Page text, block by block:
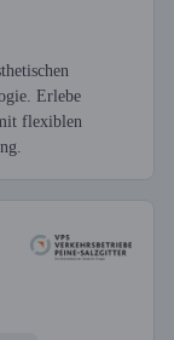
Erlebe
flexiblen